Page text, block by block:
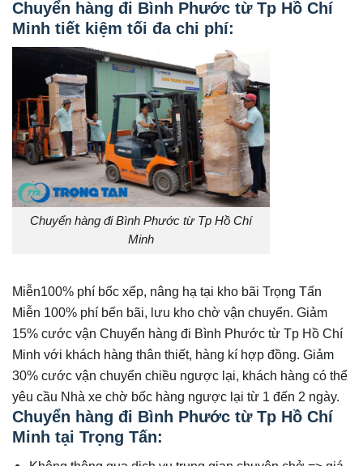
Chuyển hàng đi Bình Phước từ Tp Hồ Chí
Minh tiết kiệm tối đa chi phí:
Chuyển hàng đi Bình Phước từ Tp Hồ Chí
Minh
Miễn100% phí bốc xếp, nâng hạ tại kho bãi Trọng Tấn
Miễn 100% phí bến bãi, lưu kho chờ vận chuyển. Giảm
15% cước vận Chuyển hàng đi Bình Phước từ Tp Hồ Chí
Minh với khách hàng thân thiết, hàng kí hợp đồng. Giảm
30% cước vận chuyển chiều ngược lại, khách hàng có thể
yêu cầu Nhà xe chờ bốc hàng ngược lại từ 1 đến 2 ngày.
Chuyển hàng đi Bình Phước từ Tp Hồ Chí
Minh tại Trọng Tấn: